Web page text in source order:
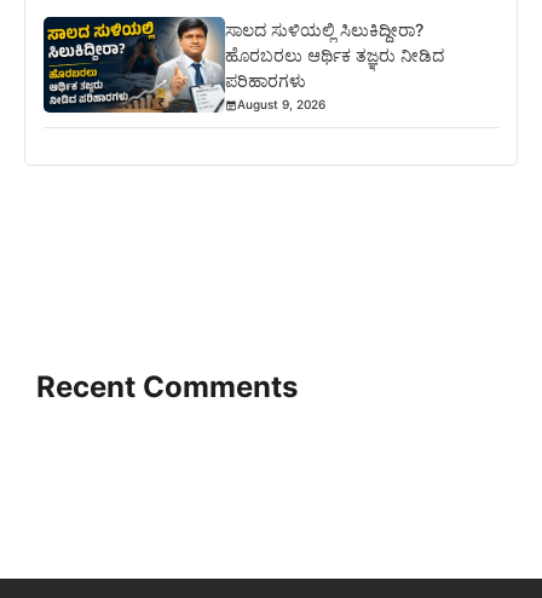
ಸಾಲದ ಸುಳಿಯಲ್ಲಿ ಸಿಲುಕಿದ್ದೀರಾ?
ಹೊರಬರಲು ಆರ್ಥಿಕ ತಜ್ಞರು ನೀಡಿದ
ಪರಿಹಾರಗಳು
August 9, 2026
Recent Comments